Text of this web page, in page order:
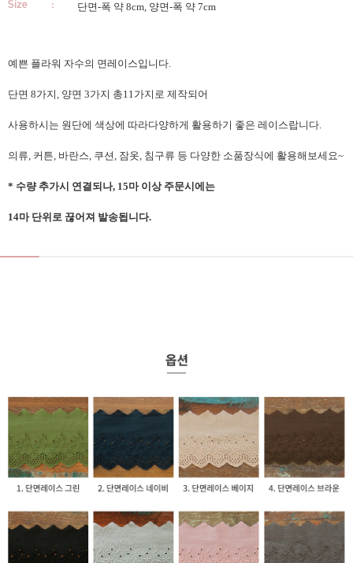
단면-폭 약 8cm, 양면-폭 약 7cm
예쁜 플라워 자수의 면레이스입니다.
단면 8가지, 양면 3가지 총11가지로 제작되어
사용하시는 원단에 색상에 따라다양하게 활용하기 좋은 레이스랍니다.
의류, 커튼, 바란스, 쿠션, 잠옷, 침구류 등 다양한 소품장식에 활용해보세요~
* 수량 추가시 연결되나, 15마 이상 주문시에는
14마 단위로 끊어져 발송됩니다.